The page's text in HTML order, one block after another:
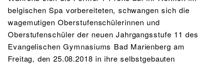
belgischen Spa vorbereiteten, schwangen sich die
wagemutigen Oberstufenschülerinnen und
Oberstufenschüler der neuen Jahrgangsstufe 11 des
Evangelischen Gymnasiums Bad Marienberg am
Freitag, den 25.08.2018 in ihre selbstgebauten